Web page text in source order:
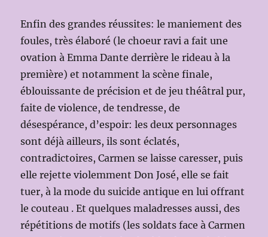
Enfin des grandes réussites: le maniement des
foules, très élaboré (le choeur ravi a fait une
ovation à Emma Dante derrière le rideau à la
première) et notamment la scène finale,
éblouissante de précision et de jeu théâtral pur,
faite de violence, de tendresse, de
désespérance, d’espoir: les deux personnages
sont déjà ailleurs, ils sont éclatés,
contradictoires, Carmen se laisse caresser, puis
elle rejette violemment Don José, elle se fait
tuer, à la mode du suicide antique en lui offrant
le couteau . Et quelques maladresses aussi, des
répétitions de motifs (les soldats face à Carmen